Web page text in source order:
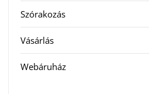
Szórakozás
Vásárlás
Webáruház